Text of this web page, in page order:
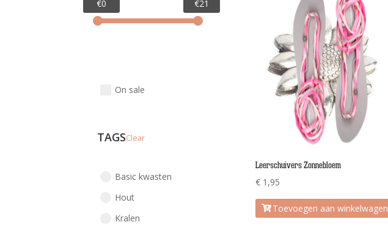
€0 €21
On sale
TAGSClear
Basic kwasten
Hout
Kralen
Leerschuivers Zonnebloem
€1,95
Toevoegen aan winkelwagen